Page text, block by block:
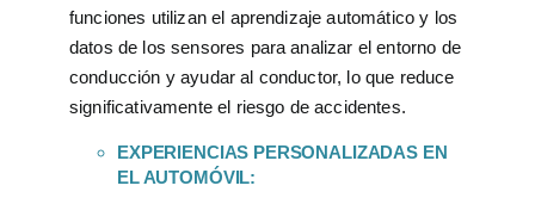
funciones utilizan el aprendizaje automático y los
datos de los sensores para analizar el entorno de
conducción y ayudar al conductor, lo que reduce
significativamente el riesgo de accidentes.
EXPERIENCIAS PERSONALIZADAS EN
EL AUTOMÓVIL: